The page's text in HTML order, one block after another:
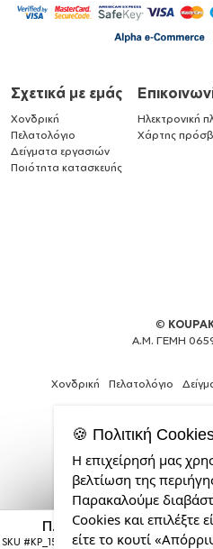
Π.Α.Ο., ΣΕΤ 4 Σουβέρ
SKU #KP_15988_coaster-square
Σχετικά με εμάς
Χονδρική
Πελατολόγιο
Δείγματα εργασιών
Ποιότητα κατασκευής
Ηλεκτρονική
Χάρτης
©
Α.Μ. ΓΕΜΗ
Χονδρική Πελατολόγιο
🍪 Πολιτική
Η επιχείρησή μας
βελτίωση της
Παρακαλούμε
Cookies και επιλέξτε
είτε το κουτί